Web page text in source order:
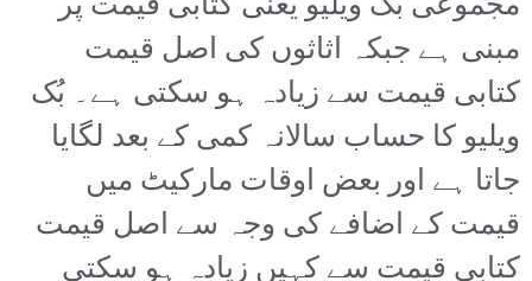
مبنی ہے جبکہ اثاثوں کی اصل قیمت
کتابی قیمت سے زیادہ ہو سکتی ہے۔ بُک
ویلیو کا حساب سالانہ کمی کے بعد لگایا
جاتا ہے اور بعض اوقات مارکیٹ میں
قیمت کے اضافے کی وجہ سے اصل قیمت